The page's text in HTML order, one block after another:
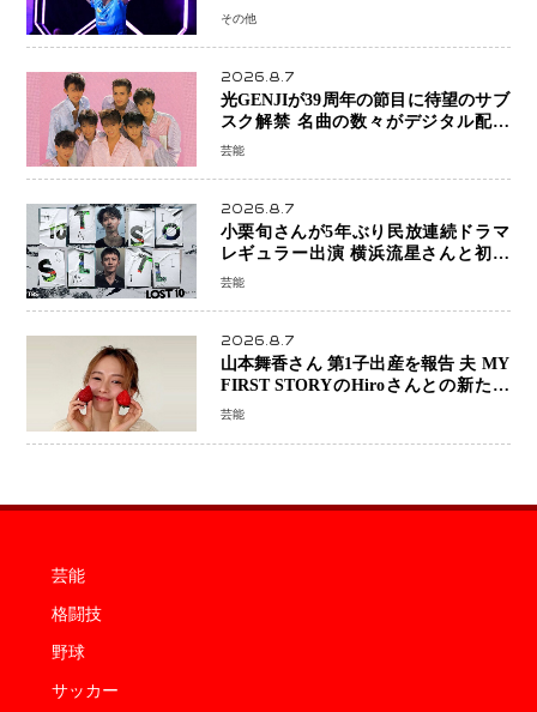
ト8進出
その他
2026.8.7
光GENJIが39周年の節目に待望のサブ
スク解禁 名曲の数々がデジタル配信
へ 40周年へ向け1年間で全作品を順次
芸能
2026.8.7
小栗旬さんが5年ぶり民放連続ドラマ
レギュラー出演 横浜流星さんと初共
演『LOST10』で異色バディ結成
芸能
2026.8.7
山本舞香さん 第1子出産を報告 夫 MY
FIRST STORYのHiroさんとの新たな
家族生活「母子ともに健康」
芸能
芸能
格闘技
野球
サッカー